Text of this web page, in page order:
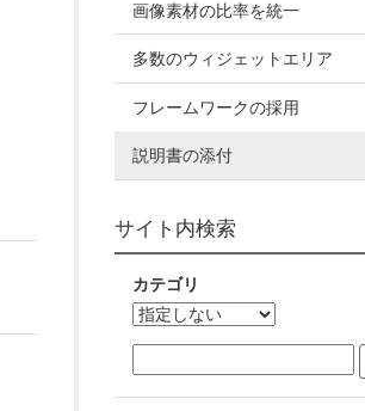
画像素材の比率を統一
多数のウィジェットエリア
フレームワークの採用
説明書の添付
サイト内検索
カテゴリ